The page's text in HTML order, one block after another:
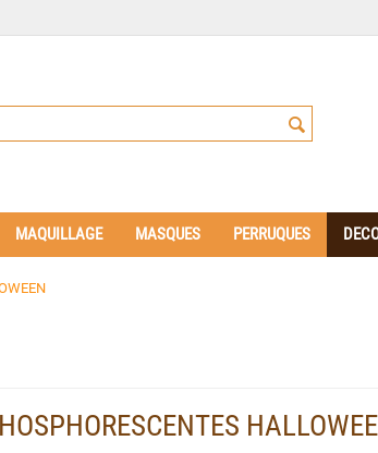
MAQUILLAGE MASQUES PERRUQUES